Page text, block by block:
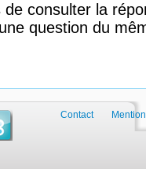
consulter la
question du
Contact